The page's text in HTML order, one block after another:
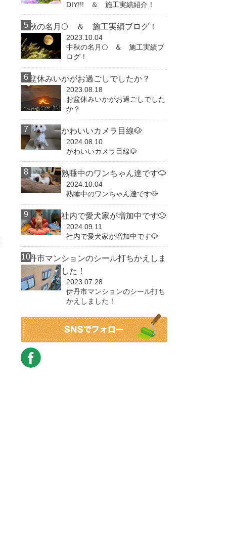
DIY!!! ＆ 施工実績紹介！
中秋の名月🌕 ＆ 施工実績ブログ！
2023.10.04
中秋の名月🌕 ＆ 施工実績ブ
ログ！
お盆休みいかがお過ごしでしたか？
2023.08.18
お盆休みいかがお過ごしでした
か？
かわいいカメラ目線🐶
2024.08.10
かわいいカメラ目線🐶
熟睡中のワンちゃん達です🐶
2024.10.04
熟睡中のワンちゃん達です🐶
社内で愛犬家が増加中です🐶
2024.09.11
社内で愛犬家が増加中です🐶
伊丹市マンションのシール打ちかえしま
した！
2023.07.28
伊丹市マンションのシール打ち
かえしました！